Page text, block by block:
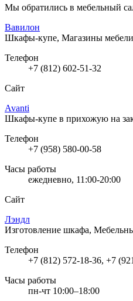
Мы обратились в мебельный
Вавилон
Шкафы-купе, Магазины мебели
Телефон
+7 (812) 602-51-32
Сайт
Avanti
Шкафы-купе в прихожую на
Телефон
+7 (958) 580-00-58
Часы работы
ежедневно, 11:00-20:00
Сайт
Лэндл
Изготовление шкафа,
Телефон
+7 (812) 572-18-36, +7
Часы работы
пн-чт 10:00–18:00